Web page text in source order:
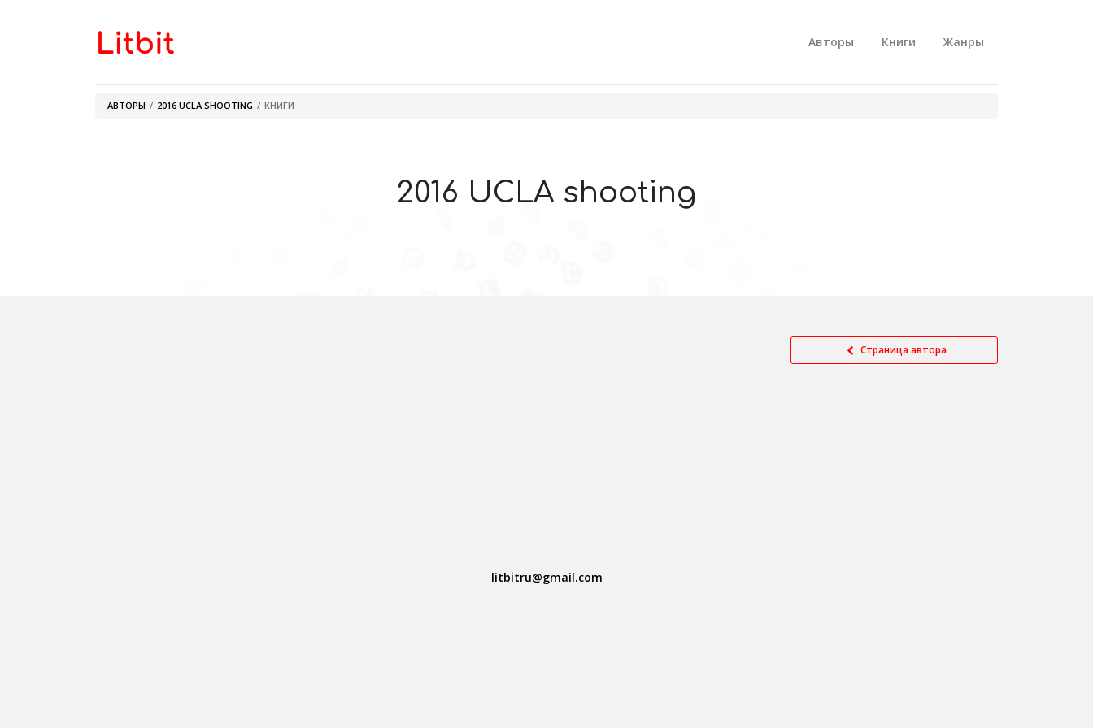
Авторы Книги Жанры
АВТОРЫ 2016 UCLA SHOOTING КНИГИ
2016 UCLA shooting
Страница автора
litbitru@gmail.com